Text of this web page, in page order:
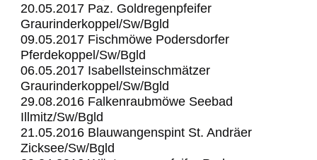
20.05.2017 Paz. Goldregenpfeifer
Graurinderkoppel/Sw/Bgld
09.05.2017 Fischmöwe Podersdorfer
Pferdekoppel/Sw/Bgld
06.05.2017 Isabellsteinschmätzer
Graurinderkoppel/Sw/Bgld
29.08.2016 Falkenraubmöwe Seebad
Illmitz/Sw/Bgld
21.05.2016 Blauwangenspint St. Andräer
Zicksee/Sw/Bgld